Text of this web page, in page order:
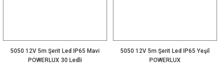
5050 12V 5m Şerit Led IP65 Mavi
POWERLUX 30 Ledli
5050 12V 5m Şerit Led IP65 Yeşil
POWERLUX